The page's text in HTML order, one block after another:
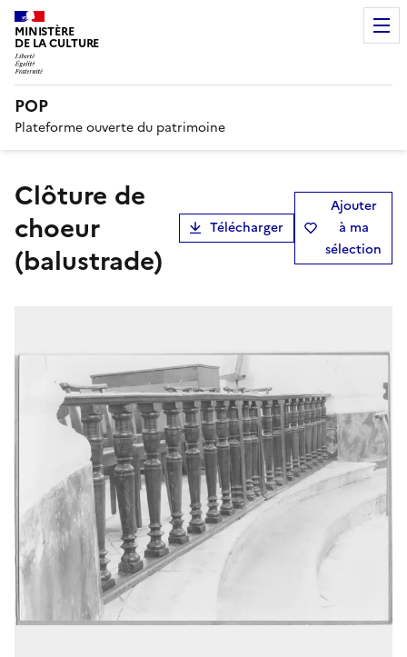
MINISTÈRE
DE LA CULTURE
POP
Plateforme ouverte du patrimoine
clôture de
choeur
(balustrade)
Télécharger
Ajouter
à ma
sélection